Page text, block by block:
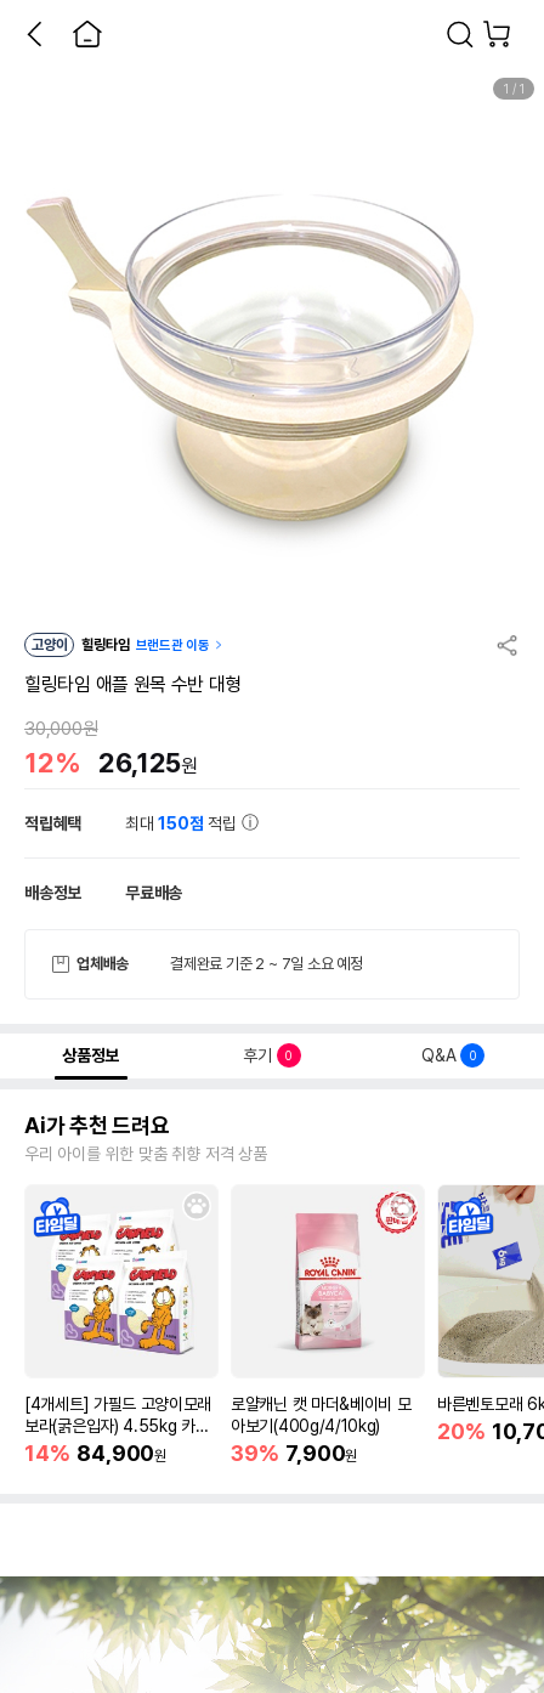
1 / 1
고양이 힐링타임 브랜드관 이동
힐링타임 애플 원목 수반 대형
30,000원
12% 26,125원
적립혜택 최대150점 적립
배송정보 무료배송
업체배송 결제완료 기준 2 ~ 7일 소요 예정
상품정보 후기 0 Q&A 0
Ai가 추천 드려요
우리 아이를 위한 맞춤 취향 저격 상품
[4개세트] 가필드 고양이모래
보라(굵은입자) 4.55kg 카사
바모래
14% 84,900원
로얄캐닌 캣 마더&베이비 모
아보기(400g/4/10kg)
39% 7,900원
바른벤토모래
20%